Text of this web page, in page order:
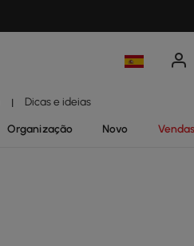
| Dicas e ideias
Organização Novo Vendas